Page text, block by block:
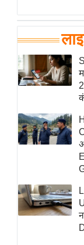
घरेलू
पर्यटन
फिटनेस
एम.
आर.
आई.